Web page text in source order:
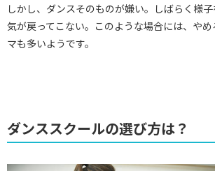
しかし、ダンスそのものが嫌い。しばらく様
気が戻ってこない。このような場合には、や
マも多いようです。
ダンススクールの選び方は？